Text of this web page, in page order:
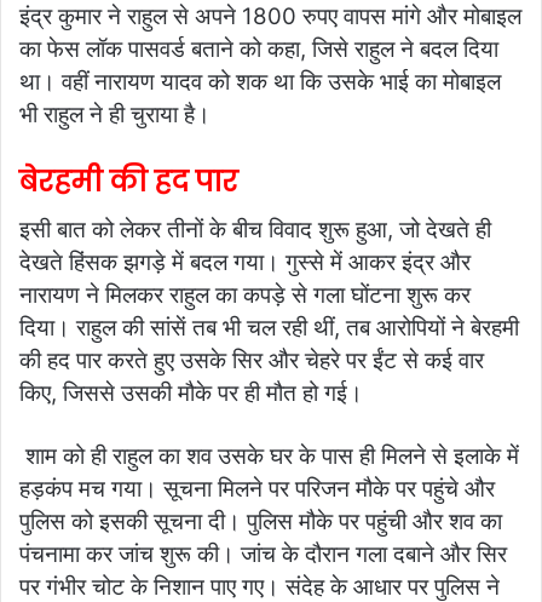
इंद्र कुमार ने राहुल से अपने 1800 रुपए वापस मांगे और मोबाइल
का फेस लॉक पासवर्ड बताने को कहा, जिसे राहुल ने बदल दिया
था। वहीं नारायण यादव को शक था कि उसके भाई का मोबाइल
भी राहुल ने ही चुराया है।
बेरहमी की हद पार
इसी बात को लेकर तीनों के बीच विवाद शुरू हुआ, जो देखते ही
देखते हिंसक झगड़े में बदल गया। गुस्से में आकर इंद्र और
नारायण ने मिलकर राहुल का कपड़े से गला घोंटना शुरू कर
दिया। राहुल की सांसें तब भी चल रही थीं, तब आरोपियों ने बेरहमी
की हद पार करते हुए उसके सिर और चेहरे पर ईंट से कई वार
किए, जिससे उसकी मौके पर ही मौत हो गई।
शाम को ही राहुल का शव उसके घर के पास ही मिलने से इलाके में
हड़कंप मच गया। सूचना मिलने पर परिजन मौके पर पहुंचे और
पुलिस को इसकी सूचना दी। पुलिस मौके पर पहुंची और शव का
पंचनामा कर जांच शुरू की। जांच के दौरान गला दबाने और सिर
पर गंभीर चोट के निशान पाए गए। संदेह के आधार पर पुलिस ने